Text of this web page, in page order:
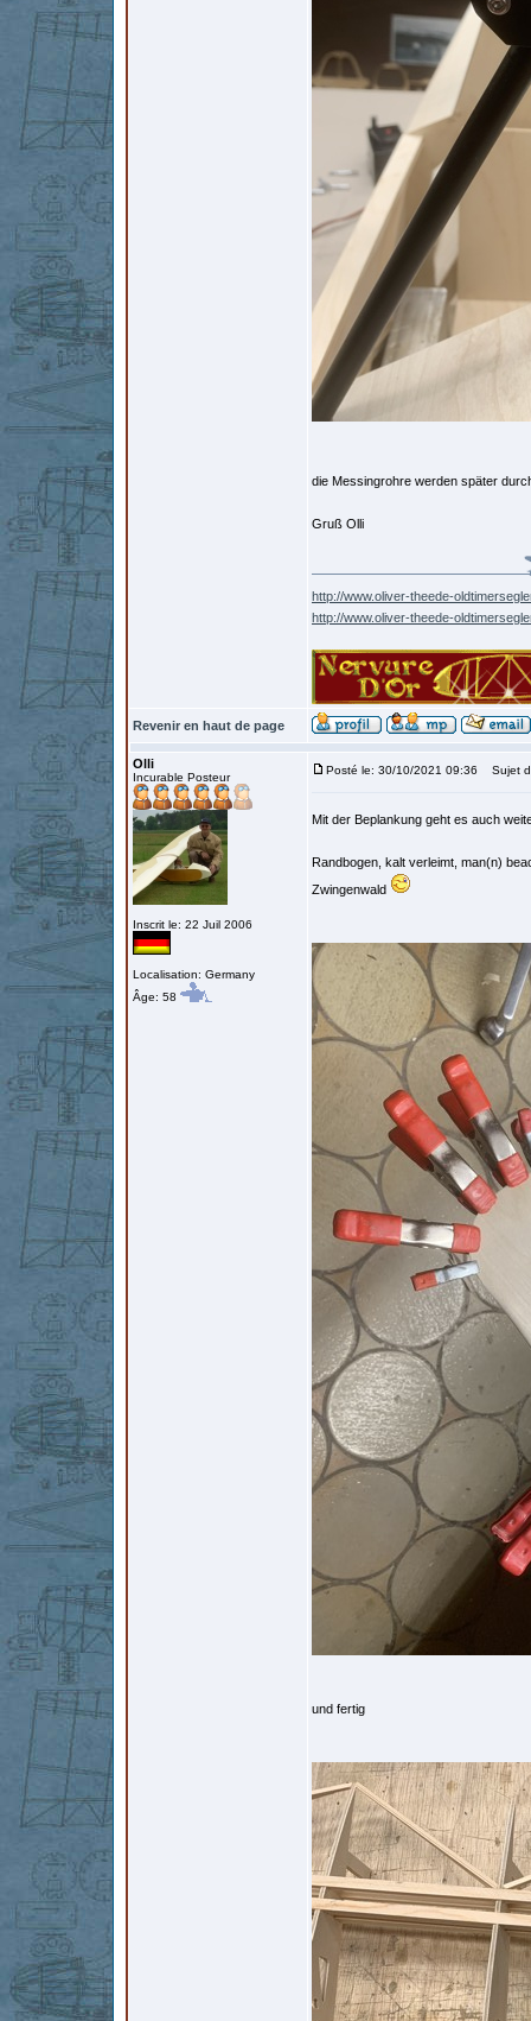
die Messingrohre werden später
Gruß Olli
http://www.oliver-theede-
http://www.oliver-theede-
Revenir en haut de page
Olli
Incurable Posteur
Inscrit le: 22 Juil 2006
Localisation: Germany
Âge: 58
Posté le: 30/10/2021 09:36 Sujet
Mit der Beplankung geht es auch
Randbogen, kalt verleimt, man(n)
Zwingenwald
und fertig